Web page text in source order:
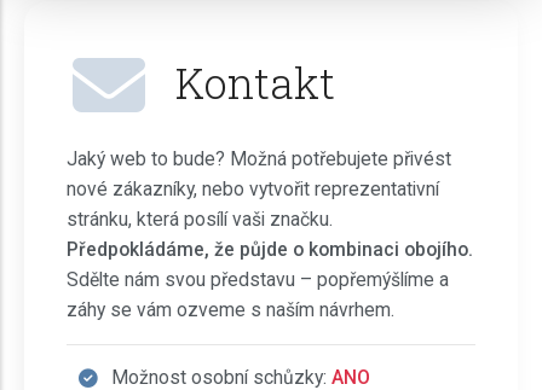
Kontakt
Jaký web to bude? Možná potřebujete přivést
nové zákazníky, nebo vytvořit reprezentativní
stránku, která posílí vaši značku.
Předpokládáme, že půjde o kombinaci obojího.
Sdělte nám svou představu – popřemýšlíme a
záhy se vám ozveme s naším návrhem.
Možnost osobní schůzky: ANO